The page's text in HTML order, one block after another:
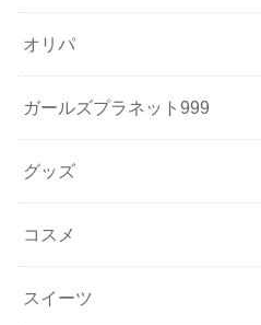
オリパ
ガールズプラネット999
グッズ
コスメ
スイーツ